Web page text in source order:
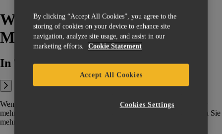
Wo kann ich Schulungen zur
Materialise Software buchen?
In This Article:
Wenn Sie an einer Materialise Software-Schulung teilnehmen oder
mehr Informationen über unsere Produkte erhalten möchten, haben Sie
mehrere Möglichkeiten:
By clicking “Accept All Cookies”, you agree to the
storing of cookies on your device to enhance site
navigation, analyze site usage, and assist in our
marketing efforts.
Cookie Statement
Accept All Cookies
Cookies Settings